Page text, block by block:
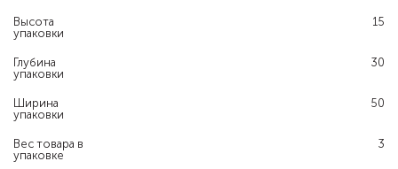
Высота
упаковки
15
Глубина
упаковки
30
Ширина
упаковки
50
Вес товара в
упаковке
3